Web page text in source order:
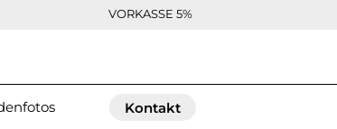
VORKASSE 5%
Kontakt